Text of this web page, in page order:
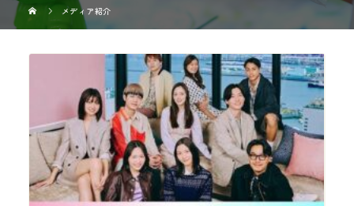
メディア紹介